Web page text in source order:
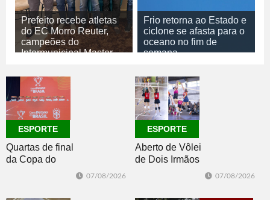
Prefeito recebe atletas
do EC Morro Reuter,
campeões do
Intermunicipal Master
07/08/2026
ESPORTE
Frio retorna ao Estado e
ciclone se afasta para o
oceano no fim de
semana
ESPORTE
Quartas de final
da Copa do
Brasil 2026: veja
07/08/2026
ESPORTE
Aberto de Vôlei
de Dois Irmãos
07/08/2026